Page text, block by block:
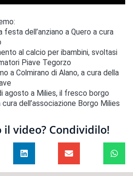
festa dell’anziano a Quero a cura
al calcio per ibambini, svoltasi
Piave Tegorzo
a Colmirano di Alano, a cura della
agosto a Milies, il fresco borgo
dell’associazione Borgo Milies
il video? Condividilo!